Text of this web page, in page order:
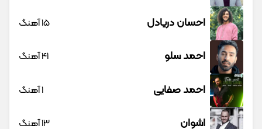
احسان دریادل 15 آهنگ
احمد سلو 41 آهنگ
احمد صفایی 1 آهنگ
اشوان 13 آهنگ